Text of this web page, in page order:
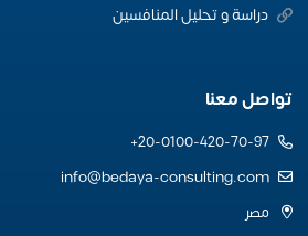
دراسة و تحليل المنافسين
تواصل معنا
20-0100-420-70-97+
info@bedaya-consulting.com
مصر